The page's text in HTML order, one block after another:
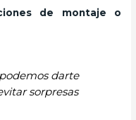
de montaje o
darte
sorpresas